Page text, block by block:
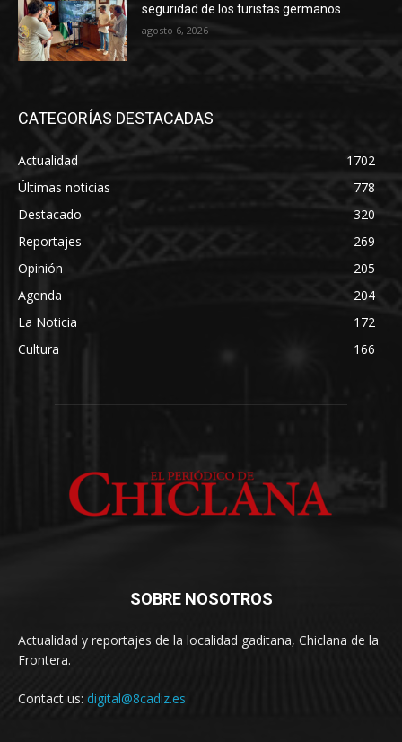
seguridad de los turistas germanos
agosto 6, 2026
CATEGORÍAS DESTACADAS
Actualidad
1702
Últimas noticias
778
Destacado
320
Reportajes
269
Opinión
205
Agenda
204
La Noticia
172
Cultura
166
SOBRE NOSOTROS
Actualidad y reportajes de la localidad gaditana, Chiclana de la
Frontera.
Contact us: digital@8cadiz.es